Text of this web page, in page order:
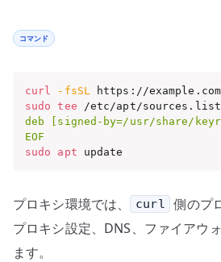
コマンド
curl -fsSL https://
sudo
tee /etc/apt/
deb [signed-by=/usr/share/
EOF
sudo
apt update
プロキシ環境では、 curl
側のプ
プロキシ設定、DNS、ファイアウ
ます。